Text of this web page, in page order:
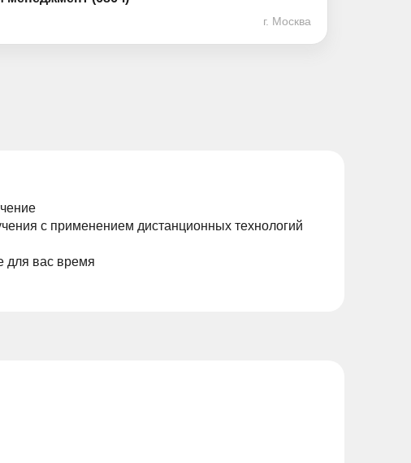
г. Москва
с применением дистанционных технологий
для вас время